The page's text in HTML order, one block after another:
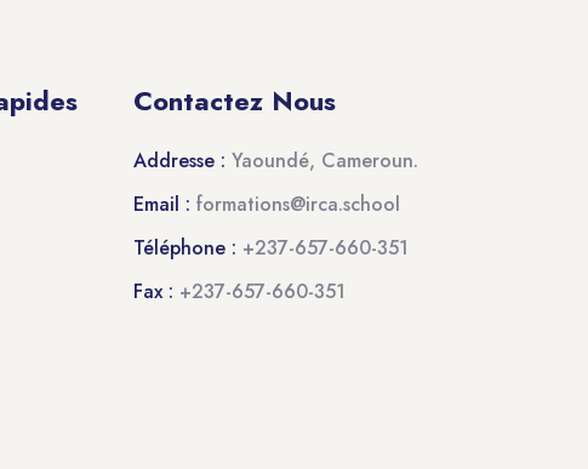
Contactez Nous
Addresse : Yaoundé, Cameroun.
Email : formations@irca.school
Téléphone : +237-657-660-351
Fax : +237-657-660-351